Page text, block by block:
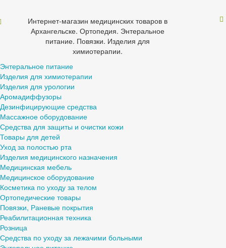
Интернет-магазин медицинских товаров в
Архангельске. Ортопедия. Энтеральное
питание. Повязки. Изделия для
химиотерапии.
Энтеральное питание
Изделия для химиотерапии
Изделия для урологии
Аромадиффузоры
Дезинфицирующие средства
Массажное оборудование
Средства для защиты и очистки кожи
Товары для детей
Уход за полостью рта
Изделия медицинского назначения
Медицинская мебель
Медицинское оборудование
Косметика по уходу за телом
Ортопедические товары
Повязки, Раневые покрытия
Реабилитационная техника
Розница
Средства по уходу за лежачими больными